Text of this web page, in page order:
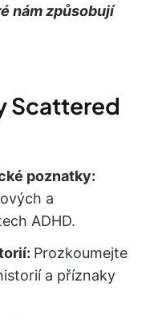
nám způsobují
Scattered
poznatky:
a
ADHD.
Prozkoumejte
a příznaky